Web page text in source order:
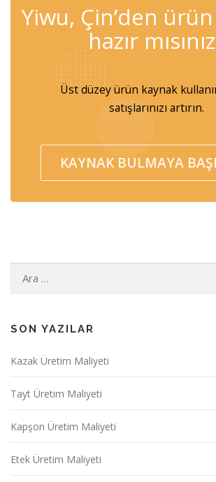
Yiwu, Çin’den
hazır
Üst düzey ürün kaynak
satışlarınızı artırın.
KAYNAK BULMAYA
Arama:
SON YAZILAR
Kazak Üretim Maliyeti
Tayt Üretim Maliyeti
Kapşon Üretim Maliyeti
Etek Üretim Maliyeti